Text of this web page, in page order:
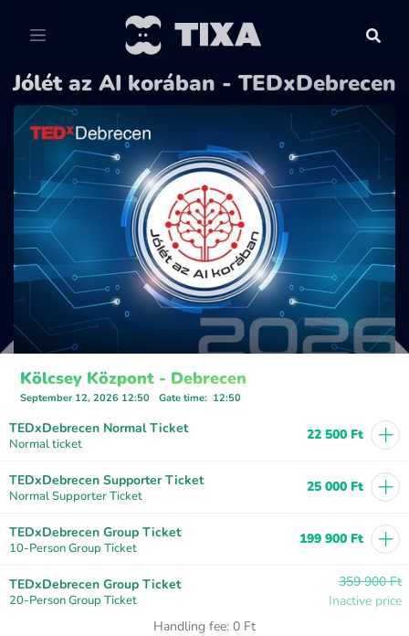
Jólét az AI korában - TEDxDebrecen
Kölcsey Központ - Debrecen
September 12, 2026 12:50 Gate time: 12:50
TEDxDebrecen Normal Ticket
Normal ticket
22 500 Ft +
TEDxDebrecen Supporter Ticket
Normal Supporter Ticket
25 000 Ft +
TEDxDebrecen Group Ticket
10-Person Group Ticket
199 900 Ft +
TEDxDebrecen Group Ticket
20-Person Group Ticket
359 900 Ft
Inactive price
Handling fee: 0 Ft